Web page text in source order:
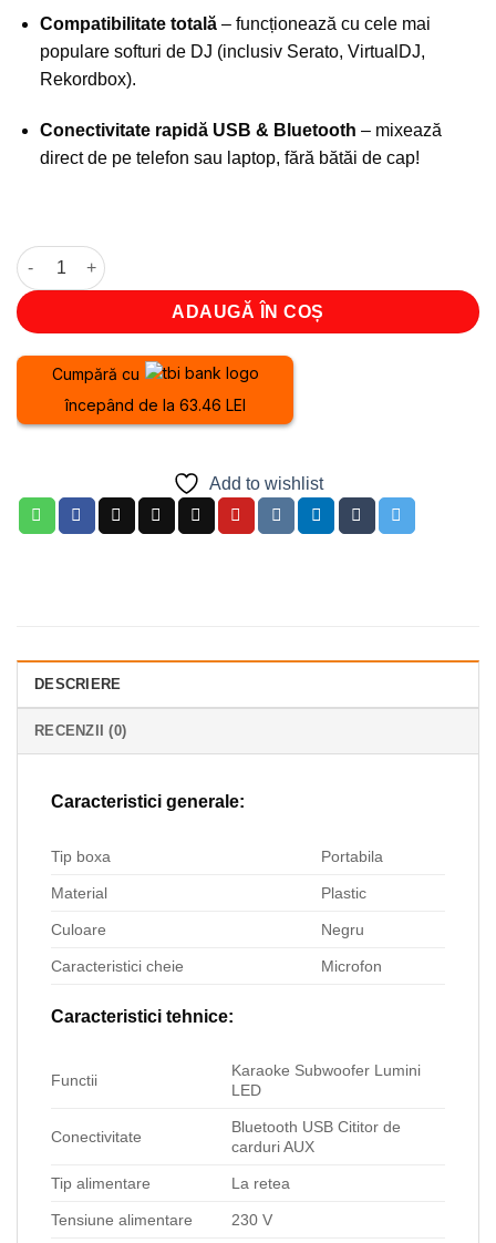
Compatibilitate totală– funcționează cu cele mai
populare softuri de DJ (inclusiv Serato, VirtualDJ,
Rekordbox).
Conectivitate rapidă USB & Bluetooth – mixează
direct de pe telefon sau laptop, fără bătăi de cap!
Cantitate Boxa activa AKAI DJ-S5H
ADAUGĂ ÎN COȘ
Cumpără cu
începând de la 63.46 LEI
Add to wishlist
DESCRIERE
RECENZII (0)
Caracteristici generale:
Tip boxa Portabila
Material Plastic
Culoare Negru
Caracteristici cheie Microfon
Caracteristici tehnice:
Functii
Karaoke Subwoofer Lumini
LED
Conectivitate
Bluetooth USB Cititor de
carduri AUX
Tip alimentare La retea
Tensiune alimentare 230 V